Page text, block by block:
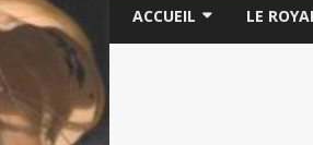
ACCUEIL LE